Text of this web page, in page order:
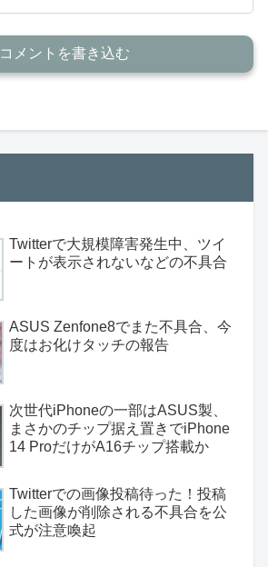
コメントを書き込む
Twitterで大規模障害発生中、ツイ
ートが表示されないなどの不具合
ASUS Zenfone8でまた不具合、今
度はお化けタッチの報告
次世代iPhoneの一部はASUS製、
まさかのチップ据え置きでiPhone
14 ProだけがA16チップ搭載か
Twitterでの画像投稿待った！投稿
した画像が削除される不具合を公
式が注意喚起